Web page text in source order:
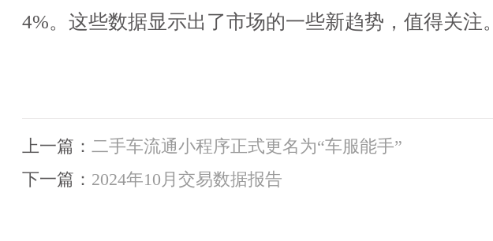
4%。这些数据显示出了市场的一些新趋势，值得关注。
上一篇： 二手车流通小程序正式更名为“车服能手”
下一篇： 2024年10月交易数据报告